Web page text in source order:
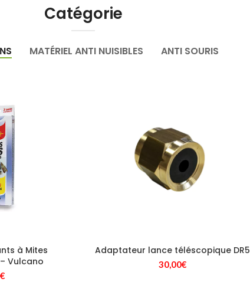
Catégorie
MATÉRIEL ANTI NUISIBLES ANTI SOURIS
à Mites
Vulcano
€
Adaptateur lance téléscopique DR5
30,00€